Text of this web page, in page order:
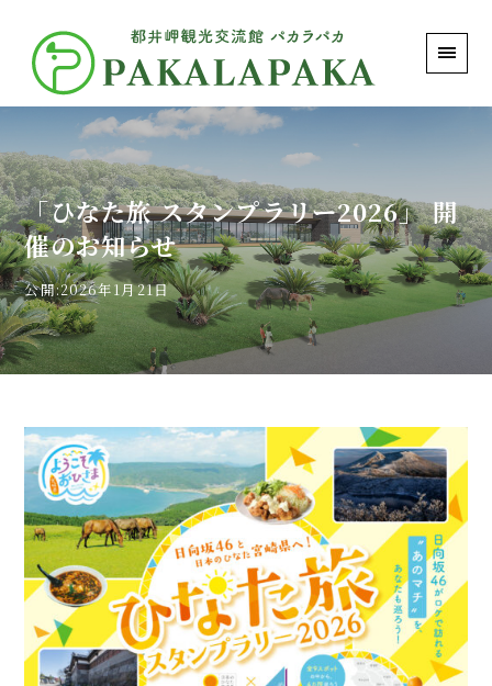
PAKALAPAKA｜都井岬観光交流館 パカラパカ
「ひなた旅 スタンプラリー2026」 開
催のお知らせ
公開:2026年1月21日